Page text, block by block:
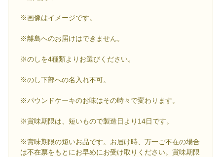
※画像はイメージです。
※離島へのお届けはできません。
※のしを4種類よりお選びください。
※のし下部への名入れ不可。
※パウンドケーキのお味はその時々で変わります。
※賞味期限は、短いもので製造日より14日です。
※賞味期限の短いお品です。お届け時、万一ご不在の場合
は不在票をもとにお早めにお受け取りください。賞味期限